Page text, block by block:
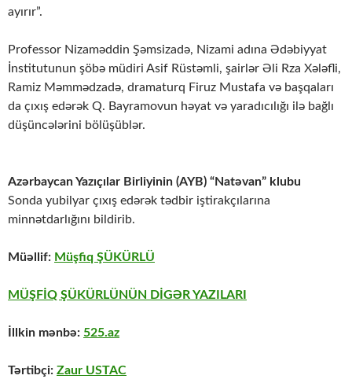
ayırır”.
Professor Nizaməddin Şəmsizadə, Nizami adına Ədəbiyyat
İnstitutunun şöbə müdiri Asif Rüstəmli, şairlər Əli Rza Xələfli,
Ramiz Məmmədzadə, dramaturq Firuz Mustafa və başqaları
da çıxış edərək Q. Bayramovun həyat və yaradıcılığı ilə bağlı
düşüncələrini bölüşüblər.
Azərbaycan Yazıçılar Birliyinin (AYB) “Natəvan” klubu
Sonda yubilyar çıxış edərək tədbir iştirakçılarına
minnətdarlığını bildirib.
Müəllif: Müşfiq ŞÜKÜRLÜ
MÜŞFİQ ŞÜKÜRLÜNÜN DİGƏR YAZILARI
İllkin mənbə: 525.az
Tərtibçi: Zaur USTAC